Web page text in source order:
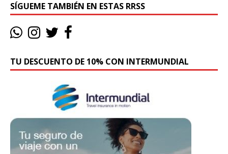
SÍGUEME TAMBIÉN EN ESTAS RRSS
TU DESCUENTO DE 10% CON INTERMUNDIAL